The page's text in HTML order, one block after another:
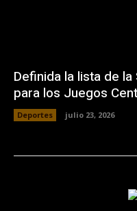
Definida la lista de
para los Juegos
Deportes julio 23, 2026